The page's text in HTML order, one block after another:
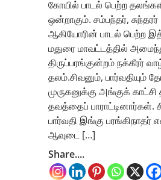
கோயில் பாடல் பெற்ற
ஒன்றாகும். சம்பந்தர், சுந்தரர்
ஆகியோரின் பாடல் பெற்ற
மதுரை மாவட்டத்தில்
திருப்பரங்குன்றம் நக்கீரர்
தலம்.சிவனும், பார்வதியும்
முருகனுக்கு அங்குக் காட்சி
தவத்தைப் பாராட்டினார்கள்.
பார்வதி இங்கு பரங்கிநாதர்
ஆவுடை […]
Share....